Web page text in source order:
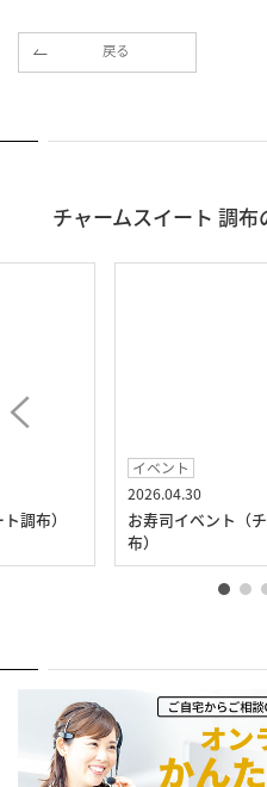
戻る
チャームスイート 調
調布）
イベント
2026.04.30
お寿司イベント（
布）